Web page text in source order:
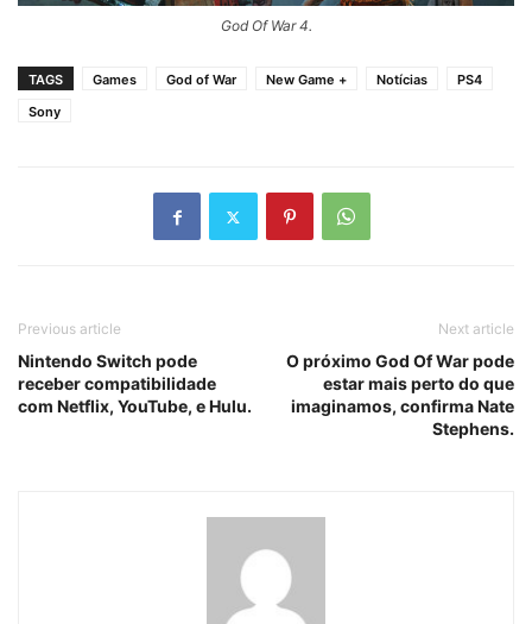
God Of War 4.
TAGS Games God of War New Game + Notícias
PS4
Sony
Previous article
Nintendo Switch pode
receber compatibilidade
com Netflix, YouTube, e Hulu.
Next article
O próximo God Of War pode
estar mais perto do que
imaginamos, confirma Nate
Stephens.